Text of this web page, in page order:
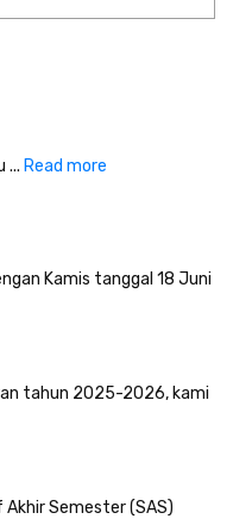
... Read more
Kamis tanggal 18 Juni
tahun 2025-2026, kami
Semester (SAS)